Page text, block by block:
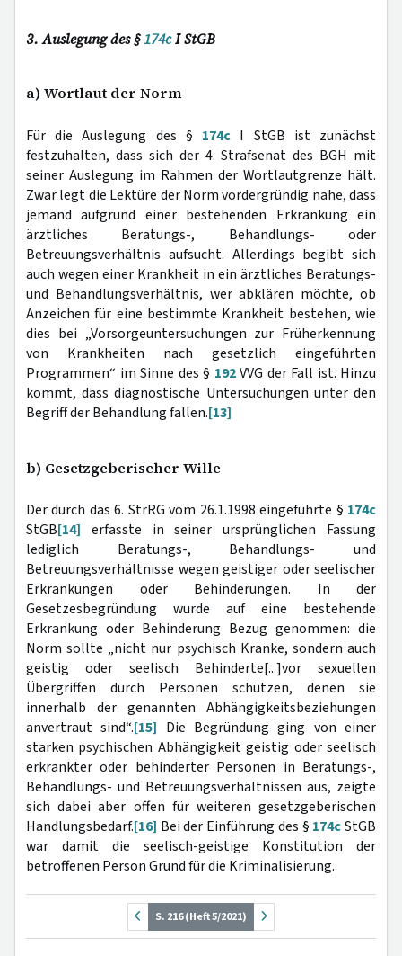
3. Auslegung des §174cI StGB
a) Wortlaut der Norm
Für die Auslegung des § 174c I StGB ist zunächst
festzuhalten, dass sich der 4. Strafsenat des BGH mit
seiner Auslegung im Rahmen der Wortlautgrenze hält.
Zwar legt die Lektüre der Norm vordergründig nahe, dass
jemand aufgrund einer bestehenden Erkrankung ein
ärztliches Beratungs-, Behandlungs- oder
Betreuungsverhältnis aufsucht. Allerdings begibt sich
auch wegen einer Krankheit in ein ärztliches Beratungs-
und Behandlungsverhältnis, wer abklären möchte, ob
Anzeichen für eine bestimmte Krankheit bestehen, wie
dies bei „Vorsorgeuntersuchungen zur Früherkennung
von Krankheiten nach gesetzlich eingeführten
Programmen“ im Sinne des § 192VVG der Fall ist. Hinzu
kommt, dass diagnostische Untersuchungen unter den
Begriff der Behandlung fallen.[13]
b) Gesetzgeberischer Wille
Der durch das 6. StrRG vom 26.1.1998 eingeführte § 174c
StGB[14] erfasste in seiner ursprünglichen Fassung
lediglich Beratungs-, Behandlungs- und
Betreuungsverhältnisse wegen geistiger oder seelischer
Erkrankungen oder Behinderungen. In der
Gesetzesbegründung wurde auf eine bestehende
Erkrankung oder Behinderung Bezug genommen: die
Norm sollte „nicht nur psychisch Kranke, sondern auch
geistig oder seelisch Behinderte[...]vor sexuellen
Übergriffen durch Personen schützen, denen sie
innerhalb der genannten Abhängigkeitsbeziehungen
anvertraut sind“.[15] Die Begründung ging von einer
starken psychischen Abhängigkeit geistig oder seelisch
erkrankter oder behinderter Personen in Beratungs-,
Behandlungs- und Betreuungsverhältnissen aus, zeigte
sich dabei aber offen für weiteren gesetzgeberischen
Handlungsbedarf.[16] Bei der Einführung des § 174cStGB
war damit die seelisch-geistige Konstitution der
betroffenen Person Grund für die Kriminalisierung.
S. 216 (Heft 5/2021)